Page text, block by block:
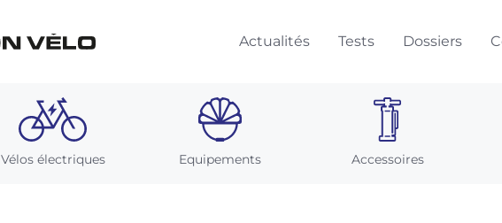
Actualités Tests Dossiers
Vélos électriques Equipements Accessoires